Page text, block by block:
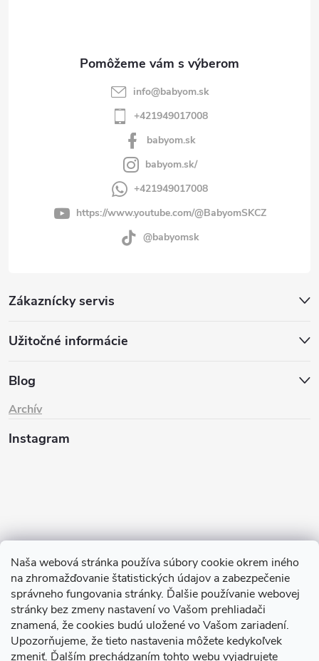
Naša webová stránka používa súbory cookie okrem iného
na zhromažďovanie štatistických údajov a zabezpečenie
správneho fungovania stránky. Ďalšie používanie webovej
stránky bez zmeny nastavení vo Vašom prehliadači
znamená, že cookies budú uložené vo Vašom zariadení.
Upozorňujeme, že tieto nastavenia môžete kedykoľvek
zmeniť. Ďalším prechádzaním tohto webu vyjadrujete
Zákaznícky servis
Užitočné informácie
Blog
Archív
info@babyom.sk
+421949017008
babyom.sk
babyom.sk/
+421949017008
https://www.youtube.com/@BabyomSKCZ
@babyomsk
Instagram
Sledovať na Instagrame
TIk Tok Instagram Facebook